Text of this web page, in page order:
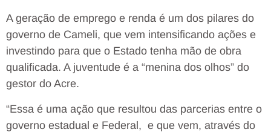
A geração de emprego e renda é um dos pilares do
governo de Cameli, que vem intensificando ações e
investindo para que o Estado tenha mão de obra
qualificada. A juventude é a “menina dos olhos” do
gestor do Acre.
“Essa é uma ação que resultou das parcerias entre o
governo estadual e Federal, e que vem, através do